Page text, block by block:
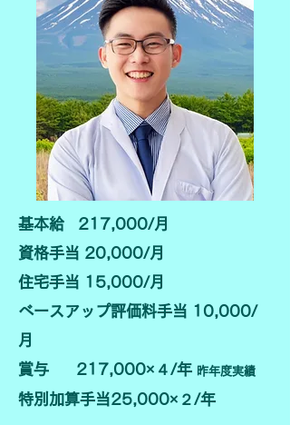
基本給 217,000/月​
資格手当 20,000/月
住宅手当 15,000/月
ベースアップ評価料手当 10,000/
月
​賞与 217,000×４/年 昨年度実績
特別加算手当25,000×２/年